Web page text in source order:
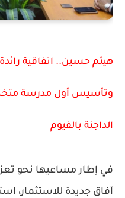
هيثم حسين.. اتفاقية
وتأسيس أول مدرسة
الداجنة بالفيوم
في إطار مساعيها نحو
آفاق جديدة للاستثمار،